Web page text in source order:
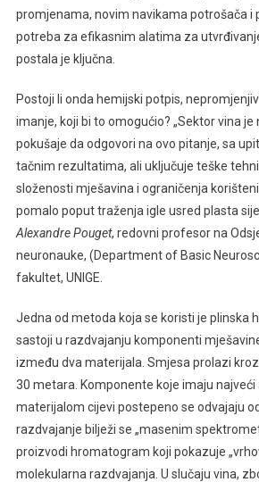
promjenama, novim navikama potrošača i
potreba za efikasnim alatima za
postala je ključna.
Postoji li onda hemijski potpis,
imanje, koji bi to omogućio? „Sektor vina je
pokušaje da odgovori na ovo pitanje, sa
tačnim rezultatima, ali uključuje teške
složenosti mješavina i ograničenja
pomalo poput traženja igle usred plasta
Alexandre Pouget, redovni profesor na
neuronauke, (Department of Basic
fakultet, UNIGE.
Jedna od metoda koja se koristi je plinska
sastoji u razdvajanju komponenti
između dva materijala. Smjesa prolazi
30 metara. Komponente koje imaju
materijalom cijevi postepeno se odvajaju
razdvajanje bilježi se „masenim
proizvodi hromatogram koji pokazuje
molekularna razdvajanja. U slučaju vina,